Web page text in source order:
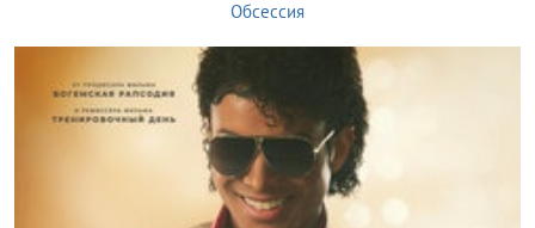
Обсессия